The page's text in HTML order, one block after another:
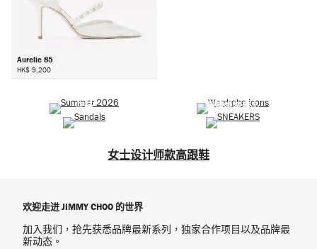
Aurelie 85
HK$ 9,200
凉鞋
選購婚嫁精品
女士设计师款高跟鞋
经典优雅的尖头高跟鞋，款款精心设计，只为搭配各种造型。更有各种奢
丽饰面和不同鞋跟高度可供选择，让您轻松打造时尚造型。
欢迎走进 JIMMY CHOO 的世界
加入我们，抢先获悉品牌最新系列，独家合作项目以及品牌最
新动态。